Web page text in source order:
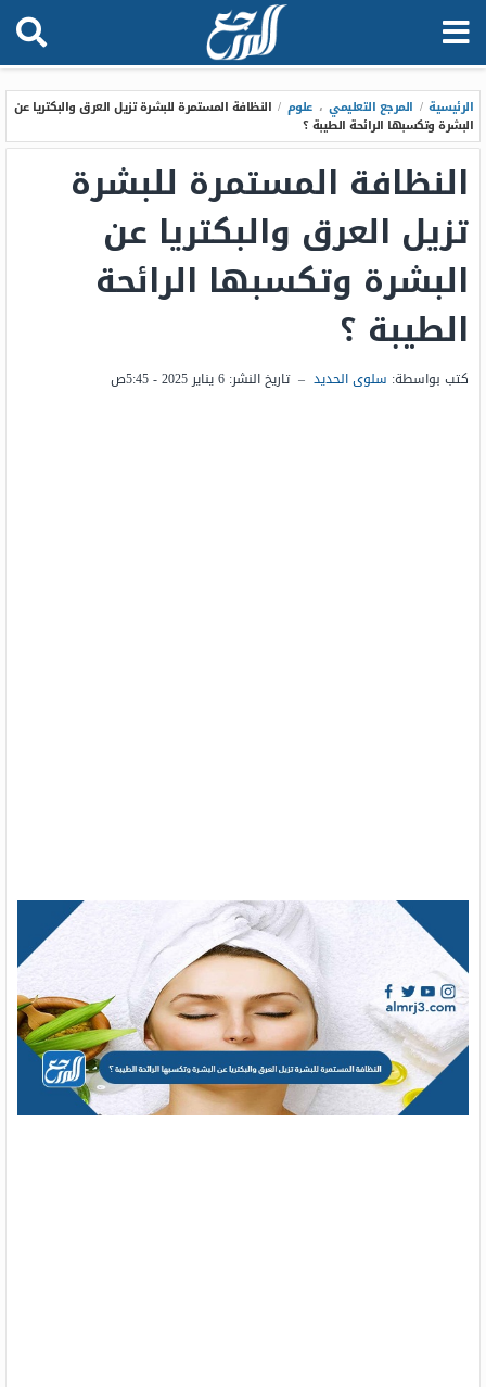
الرئيسية / المرجع التعليمي ، علوم / النظافة المستمرة للبشرة تزيل العرق والبكتريا عن
البشرة وتكسبها الرائحة الطيبة ؟
النظافة المستمرة للبشرة
تزيل العرق والبكتريا عن
البشرة وتكسبها الرائحة
الطيبة ؟
كتب بواسطة: سلوى الحديد – تاريخ النشر: 6 يناير 2025 - 5:45ص